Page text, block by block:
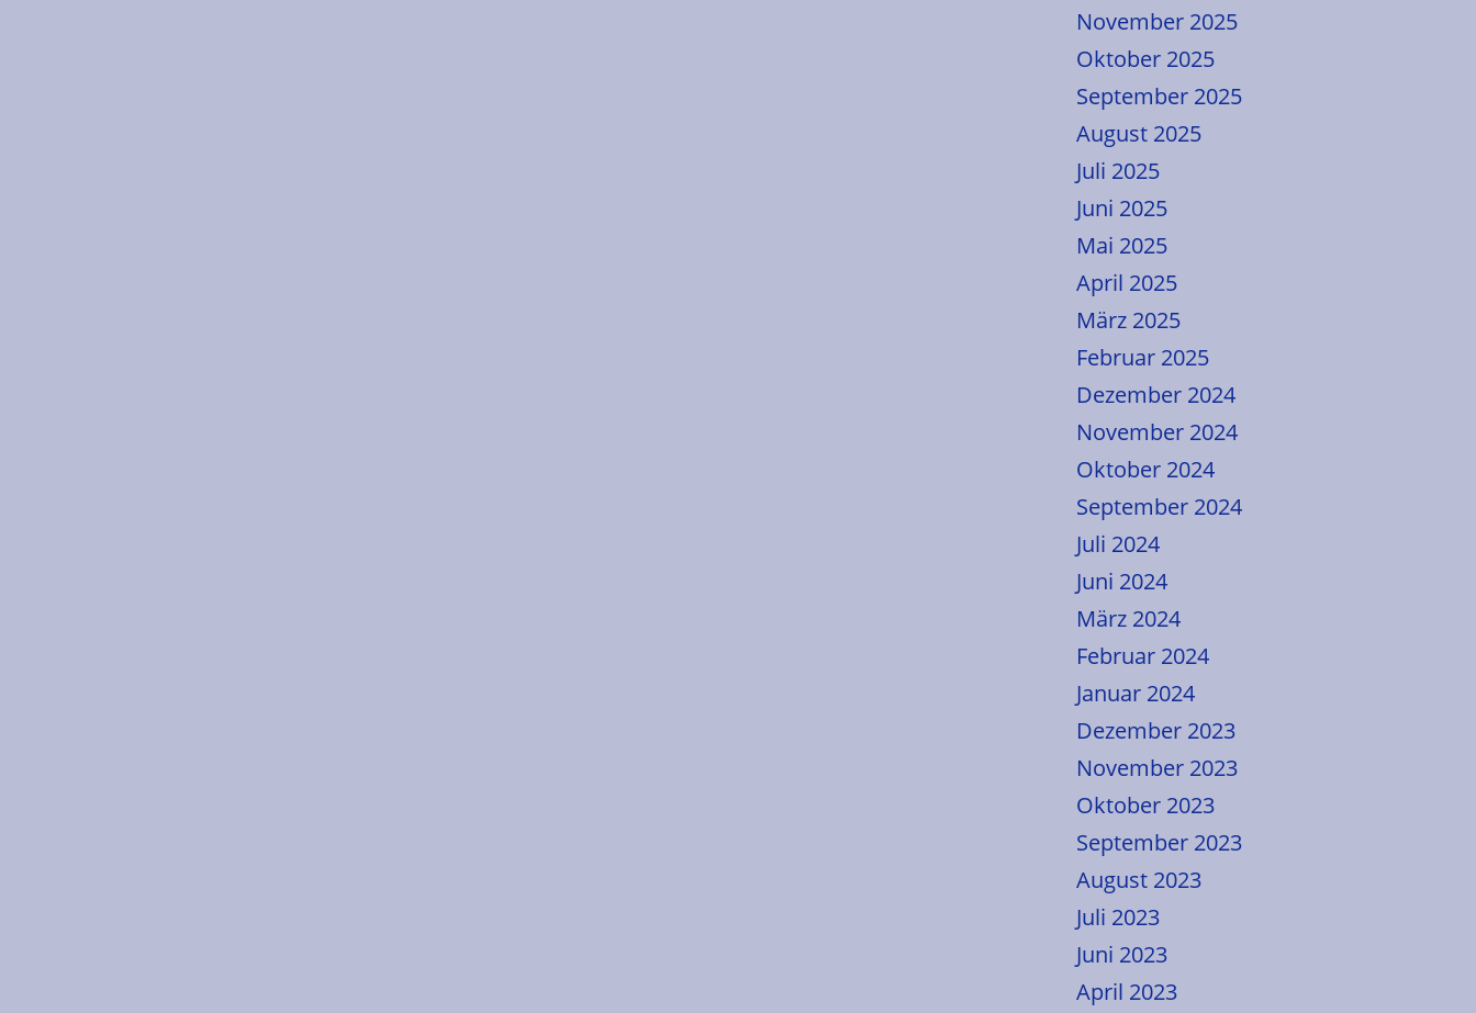
November 2025
Oktober 2025
September 2025
August 2025
Juli 2025
Juni 2025
Mai 2025
April 2025
März 2025
Februar 2025
Dezember 2024
November 2024
Oktober 2024
September 2024
Juli 2024
Juni 2024
März 2024
Februar 2024
Januar 2024
Dezember 2023
November 2023
Oktober 2023
September 2023
August 2023
Juli 2023
Juni 2023
April 2023